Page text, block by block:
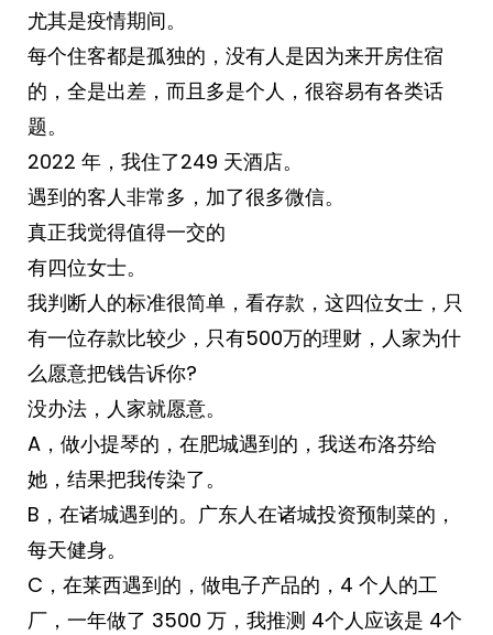
尤其是疫情期间。
每个住客都是孤独的，没有人是因为来开房住宿
的，全是出差，而且多是个人，很容易有各类话
题。
2022 年，我住了249 天酒店。
遇到的客人非常多，加了很多微信。
真正我觉得值得一交的
有四位女士。
我判断人的标准很简单，看存款，这四位女士，只
有一位存款比较少，只有500万的理财，人家为什
么愿意把钱告诉你?
没办法，人家就愿意。
A，做小提琴的，在肥城遇到的，我送布洛芬给
她，结果把我传染了。
B，在诸城遇到的。广东人在诸城投资预制菜的，
每天健身。
C，在莱西遇到的，做电子产品的，4 个人的工
厂，一年做了 3500 万，我推测 4个人应该是 4个